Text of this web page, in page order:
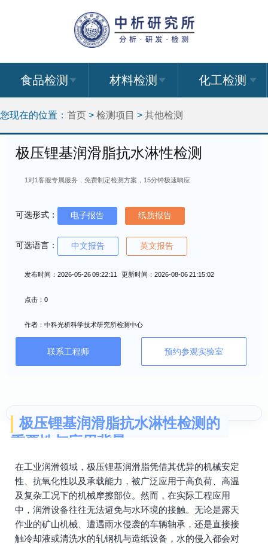
食品检测 材料检测 化工检测
您现在的位置： 首页 > 检测项目 > 其他检测
极压锂基润滑脂抗水淋性检测
1对1客服专属服务，免费制定检测方案，15分钟极速响应
可选形式： 电子报告 纸质报告
可选语言： 中文报告 英文报告
发布时间：2026-05-26 09:22:11 更新时间：2026-08-06 21:15:02
点击：0
作者：中科光析科学技术研究所检测中心
联系工程师 预约参观实验室
极压锂基润滑脂抗水淋性检测的
重要性与应用背景
在工业润滑领域，极压锂基润滑脂凭借其优异的机械安定
性、抗氧化性以及承载能力，被广泛应用于高负荷、高温
及复杂工况下的机械摩擦部位。然而，在实际工程应用
中，润滑设备往往无法避免与水环境的接触。无论是露天
作业的矿山机械、遭遇雨水侵袭的车辆轴承，还是直接接
触冷却液或清洗水的轧钢机与造纸设备，水的侵入都会对